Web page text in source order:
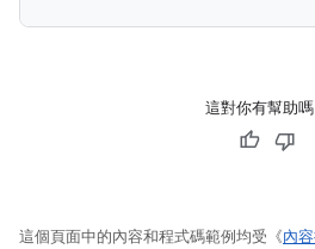
這對你有幫助嗎
這個頁面中的內容和程式碼範例均受《內